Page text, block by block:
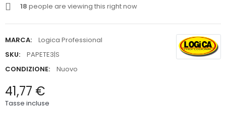
18 people are viewing this right now
MARCA:
Logica Professional
SKU:
PAPETE3|S
CONDIZIONE:
Nuovo
41,77 €
Tasse incluse